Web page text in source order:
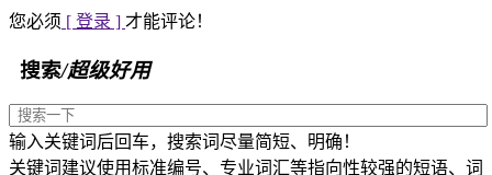
您必须 [ 登录 ] 才能评论！
搜索/超级好用
输入关键词后回车，搜索词尽量简短、明确！
关键词建议使用标准编号、专业词汇等指向性较强的短语、词